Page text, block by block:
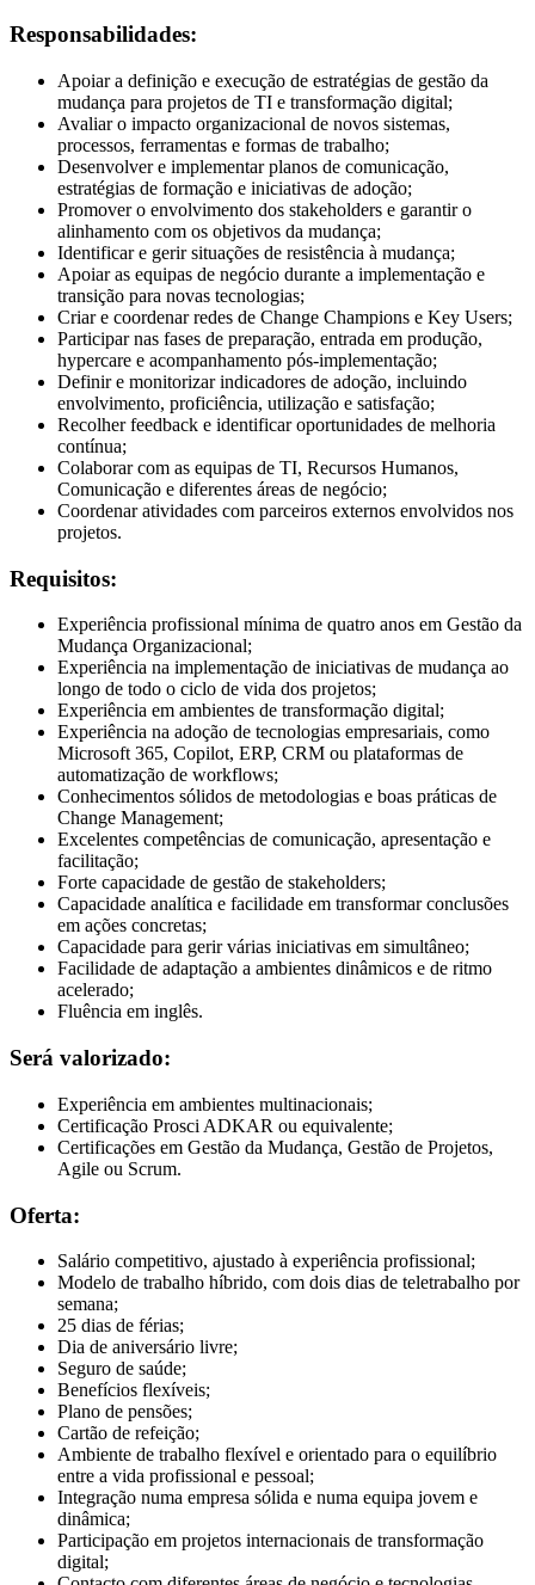
Responsabilidades:
Apoiar a definição e execução de estratégias de gestão da
mudança para projetos de TI e transformação digital;
Avaliar o impacto organizacional de novos sistemas,
processos, ferramentas e formas de trabalho;
Desenvolver e implementar planos de comunicação,
estratégias de formação e iniciativas de adoção;
Promover o envolvimento dos stakeholders e garantir o
alinhamento com os objetivos da mudança;
Identificar e gerir situações de resistência à mudança;
Apoiar as equipas de negócio durante a implementação e
transição para novas tecnologias;
Criar e coordenar redes de Change Champions e Key Users;
Participar nas fases de preparação, entrada em produção,
hypercare e acompanhamento pós-implementação;
Definir e monitorizar indicadores de adoção, incluindo
envolvimento, proficiência, utilização e satisfação;
Recolher feedback e identificar oportunidades de melhoria
contínua;
Colaborar com as equipas de TI, Recursos Humanos,
Comunicação e diferentes áreas de negócio;
Coordenar atividades com parceiros externos envolvidos nos
projetos.
Requisitos:
Experiência profissional mínima de quatro anos em Gestão da
Mudança Organizacional;
Experiência na implementação de iniciativas de mudança ao
longo de todo o ciclo de vida dos projetos;
Experiência em ambientes de transformação digital;
Experiência na adoção de tecnologias empresariais, como
Microsoft 365, Copilot, ERP, CRM ou plataformas de
automatização de workflows;
Conhecimentos sólidos de metodologias e boas práticas de
Change Management;
Excelentes competências de comunicação, apresentação e
facilitação;
Forte capacidade de gestão de stakeholders;
Capacidade analítica e facilidade em transformar conclusões
em ações concretas;
Capacidade para gerir várias iniciativas em simultâneo;
Facilidade de adaptação a ambientes dinâmicos e de ritmo
acelerado;
Fluência em inglês.
Será valorizado:
Experiência em ambientes multinacionais;
Certificação Prosci ADKAR ou equivalente;
Certificações em Gestão da Mudança, Gestão de Projetos,
Agile ou Scrum.
Oferta:
Salário competitivo, ajustado à experiência profissional;
Modelo de trabalho híbrido, com dois dias de teletrabalho por
semana;
25 dias de férias;
Dia de aniversário livre;
Seguro de saúde;
Benefícios flexíveis;
Plano de pensões;
Cartão de refeição;
Ambiente de trabalho flexível e orientado para o equilíbrio
entre a vida profissional e pessoal;
Integração numa empresa sólida e numa equipa jovem e
dinâmica;
Participação em projetos internacionais de transformação
digital;